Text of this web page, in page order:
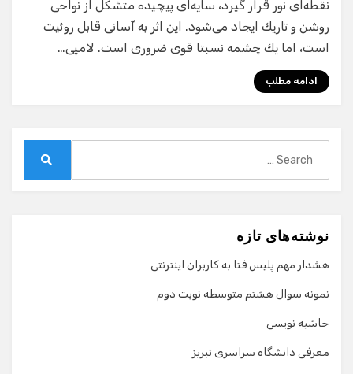
نقطه‌ای نور قرار گیرد، سایه‌ای پیچیده متشكل از نواحی
روشن و تاریك ایجاد می‌شود. این اثر به آسانی قابل روئیت
است، اما یك چشمه نسبتا قوی ضروری است. لامپی…
ادامه مطلب
نوشته‌های تازه
هشدار مهم پلیس فتا به کاربران اینترنتی
نمونه سوال هشتم متوسطه نوبت دوم
حاشیه نویسی
معرفی دانشگاه سراسری تبریز